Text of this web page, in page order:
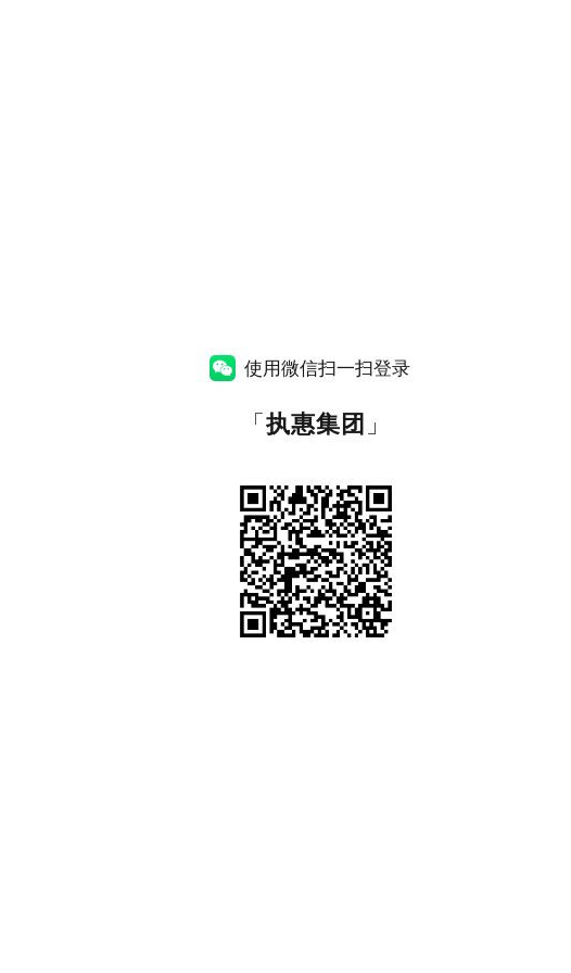
使用微信扫一扫登录
「执惠集团 」